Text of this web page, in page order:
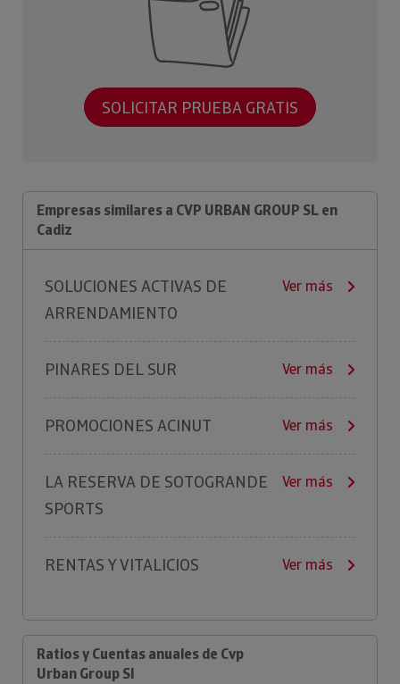
SOLICITAR PRUEBA GRATIS
Empresas similares a CVP URBAN GROUP SL en
Cadiz
SOLUCIONES ACTIVAS DE
ARRENDAMIENTO
Ver más
PINARES DEL SUR Ver más
PROMOCIONES ACINUT Ver más
LA RESERVA DE SOTOGRANDE
SPORTS
Ver más
RENTAS Y VITALICIOS Ver más
Ratios y Cuentas anuales de Cvp
Urban Group Sl